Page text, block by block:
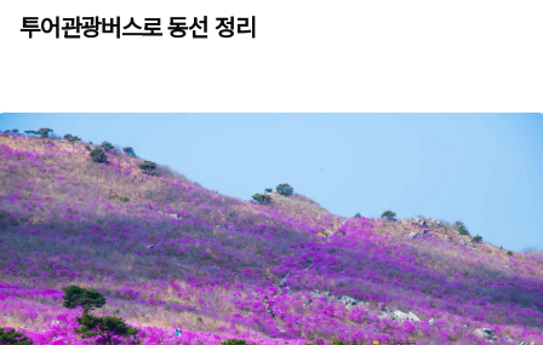
투어관광버스로 동선 정리